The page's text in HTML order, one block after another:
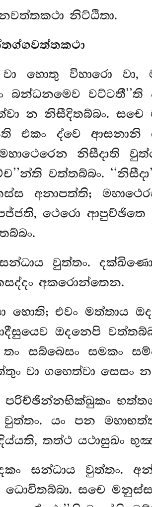
නිට්ඨිතා.
වා හොතු විහාරො වා,
බන්ධනමෙව වට්ටතී’’ති
න නිසීදිතබ්බං. සචෙ
ද්වෙ ආසනානි
නිසීදාති
වත්තබ්බං.
අනාපත්ති;
ථෙරො
වුත්තං.
අකරොන්තෙන.
හොති; එවං මත්තාය
ඔදනෙපි
සබ්බෙසං සමකං
වා ගහෙත්වා සෙසං
පරිච්ඡින්නභික්ඛුකං
වුත්තං. යං පන
තත්ථ යථාසුඛං
සන්ධාය වුත්තං.
ධොවිතබ්බා. සචෙ